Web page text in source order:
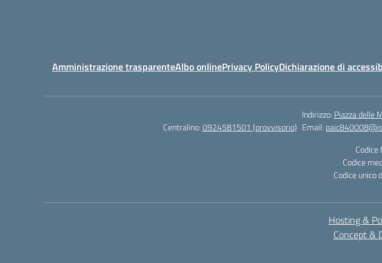
Amministrazione trasparenteAlbo onlinePrivacy PolicyDichiarazione di
Indirizzo: Piazza delle
Centralino:0924581501 (provvisorio) Email:
Codice
Codice unico
Hosting &
Concept &